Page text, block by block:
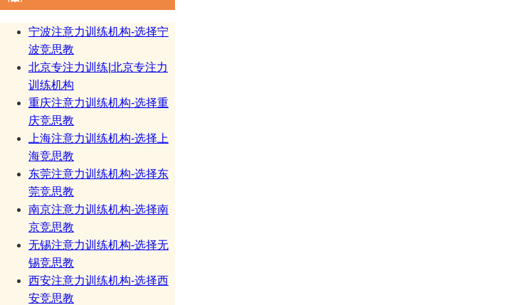
宁波注意力训练机构-选择宁
波竞思教
北京专注力训练|北京专注力
训练机构
重庆注意力训练机构-选择重
庆竞思教
上海注意力训练机构-选择上
海竞思教
东莞注意力训练机构-选择东
莞竞思教
南京注意力训练机构-选择南
京竞思教
无锡注意力训练机构-选择无
锡竞思教
西安注意力训练机构-选择西
安竞思教